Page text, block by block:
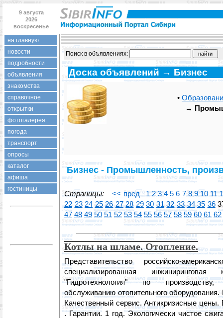
9 августа
2026
воскресенье
на главную
новости
подробности
объявления
знакомства
справочное
открытки
фотогалерея
погода
транспорт
опросы
каталог
афиша
гостиницы
Поиск в объявлениях:
Доска объявлений → Бизнес
•
→
Бизнес - Промышленность,
Страницы: << пред 1 2 3 4 5 6 7 8 9 10 11
22 23 24 25 26 27 28 29 30 31 32 33 34 35 36
47 48 49 50 51 52 53 54 55 56 57 58 59 60 61 62
Котлы на шламе. Отопление.
Представительство российско-
специализированная
"Гидротехнология" по
обслуживанию отопительного
Качественный сервис. Антикризисные цены.
. Гарантии. 1 год. Экологически чистое